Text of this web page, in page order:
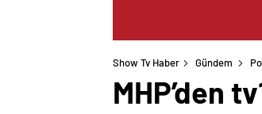
Show Tv Haber Gündem
MHP’den